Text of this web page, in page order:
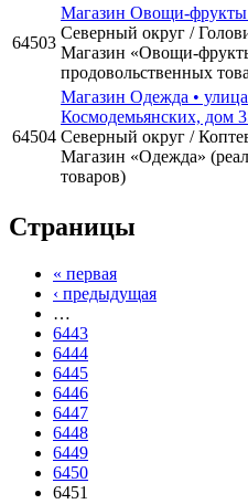
64503
Магазин Овощи-фрукты
Северный округ /
Магазин «Овощи-
продовольственных
64504
Магазин Одежда •
Космодемьянских, дом
Северный округ /
Магазин «Одежда»
товаров)
Страницы
« первая
‹ предыдущая
…
6443
6444
6445
6446
6447
6448
6449
6450
6451